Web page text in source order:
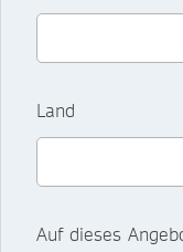
Land
Auf dieses